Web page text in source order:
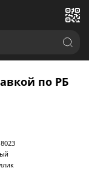
по РБ